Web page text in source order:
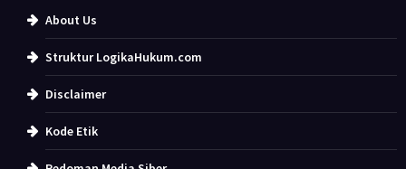
About Us
Struktur LogikaHukum.com
Disclaimer
Kode Etik